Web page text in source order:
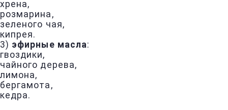
хрена,
розмарина,
зеленого чая,
кипрея.
3) эфирные масла:
гвоздики,
чайного дерева,
лимона,
бергамота,
кедра.